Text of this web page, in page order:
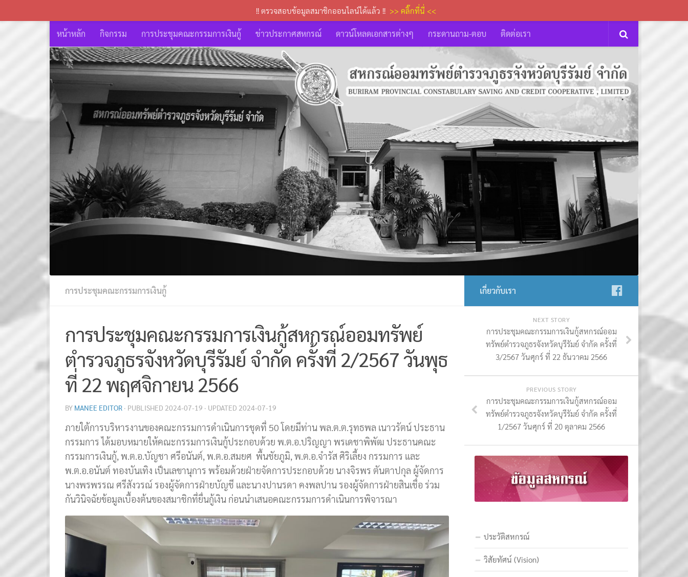
หน้าหลัก กิจกรรม การประชุมคณะกรรมการเงินกู้ ข่าวประกาศสหกรณ์ ดาวน์โหลดเอกสารต่างๆ กระดานถาม-ตอบ ติดต่อเรา
การประชุมคณะกรรมการเงินกู้
การประชุมคณะกรรมการเงินกู้สหกรณ์ออมทรัพย์
ตำรวจภูธรจังหวัดบุรีรัมย์ จำกัด ครั้งที่ 2/2567 วันพุธ
ที่ 22 พฤศจิกายน 2566
BY MANEE EDITOR · PUBLISHED 2024-07-19 · UPDATED 2024-07-19
ภายใต้การบริหารงานของคณะกรรมการดำเนินการชุดที่ 50 โดยมีท่าน พล.ต.ต.รุทธพล เนาวรัตน์ ประธาน
กรรมการ ได้มอบหมายให้คณะกรรมการเงินกู้ประกอบด้วย พ.ต.อ.ปริญญา พรเดชาพิพัฒ ประธานคณะ
กรรมการเงินกู้, พ.ต.อ.บัญชา ศรีอนันต์, พ.ต.อ.สมยศ พื้นชัยภูมิ, พ.ต.อ.จำรัส ศิริเลี้ยง กรรมการ และ
พ.ต.อ.อนันต์ ทองบันเทิง เป็นเลขานุการ พร้อมด้วยฝ่ายจัดการประกอบด้วย นางจิรพร ตันตาปกุล ผู้จัดการ
นางพรพรรณ ศรีสังวรณ์ รองผู้จัดการฝ่ายบัญชี และนางปานรดา คงพลปาน รองผู้จัดการฝ่ายสินเชื่อ ร่วม
กันวินิจฉัยข้อมูลเบื้องต้นของสมาชิกที่ยื่นกู้เงิน ก่อนนำเสนอคณะกรรมการดำเนินการพิจารณา
เกี่ยวกับเรา
NEXT STORY
การประชุมคณะกรรมการเงินกู้สหกรณ์ออม
ทรัพย์ตำรวจภูธรจังหวัดบุรีรัมย์ จำกัด ครั้งที่
3/2567 วันศุกร์ ที่ 22 ธันวาคม 2566
PREVIOUS STORY
การประชุมคณะกรรมการเงินกู้สหกรณ์ออม
ทรัพย์ตำรวจภูธรจังหวัดบุรีรัมย์ จำกัด ครั้งที่
1/2567 วันศุกร์ ที่ 20 ตุลาคม 2566
ประวัติสหกรณ์
วิสัยทัศน์ (Vision)
!! ตรวจสอบข้อมูลสมาชิกออนไลน์ได้แล้ว !! >> คลิ๊กที่นี่ <<